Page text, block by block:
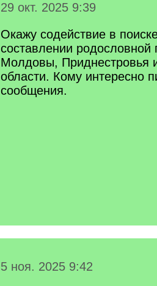
29 окт. 2025 9:39
Окажу содействие в
составлении родословной
Молдовы, Приднестровья
области. Кому интересно
сообщения.
5 ноя. 2025 9:42